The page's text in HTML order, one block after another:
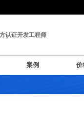
认证开发工程师
案例 价